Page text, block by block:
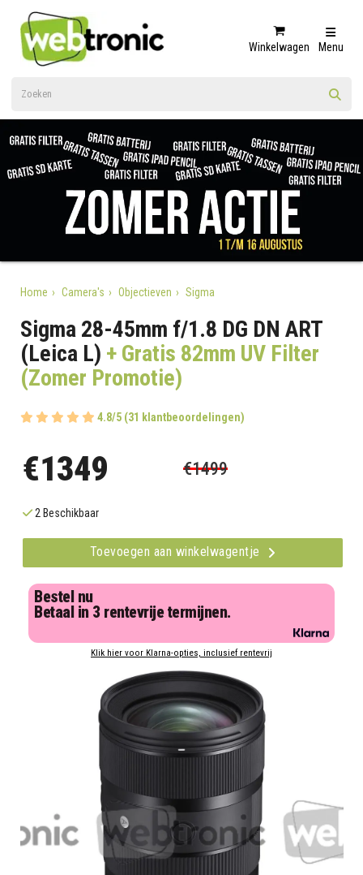
Winkelwagen Menu
Home Camera's Objectieven Sigma
Sigma 28-45mm f/1.8 DG DN ART
(Leica L) + Gratis 82mm UV Filter
(Zomer Promotie)
4.8/5 (31 klantbeoordelingen)
€1349 €1499
2 Beschikbaar
Toevoegen aan winkelwagentje
Bestel nu
Betaal in 3 rentevrije termijnen.
Klik hier voor Klarna-opties, inclusief rentevrij